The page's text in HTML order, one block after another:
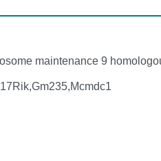
maintenance 9